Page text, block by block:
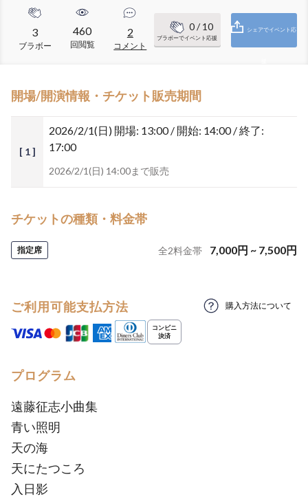
3
ブラボー
460
回閲覧
2
コメント
0/ 10
ブラボーでイベント応援
シェアでイベント応
開場/開演情報・チケット販売期間
[ 1 ]
2026/2/1(日) 開場: 13:00 / 開始: 14:00 / 終了:
17:00
2026/2/1(日) 14:00まで販売
チケットの種類・料金帯
指定席 全2料金帯 7,000円 ~ 7,500円
ご利用可能支払方法 購入方法について
プログラム
遠藤征志小曲集
青い照明
天の海
天にたつころ
入日影